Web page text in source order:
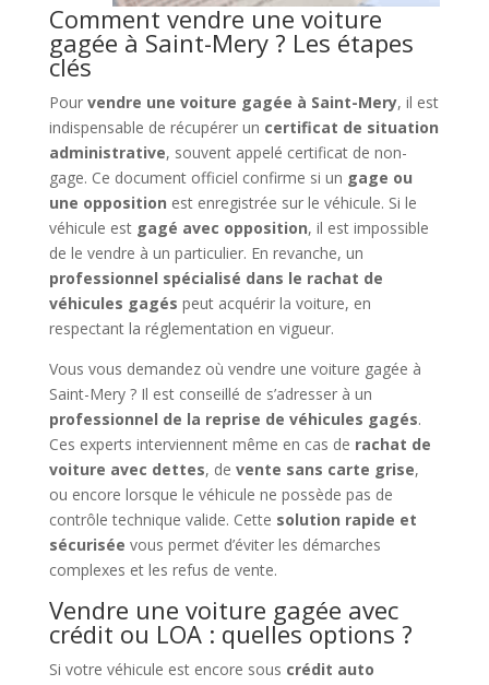
Comment vendre une voiture
gagée à Saint-Mery ? Les étapes
clés
Pour vendre une voiture gagée à Saint-Mery, il est
indispensable de récupérer un certificat de situation
administrative, souvent appelé certificat de non-
gage. Ce document officiel confirme si un gage ou
une opposition est enregistrée sur le véhicule. Si le
véhicule est gagé avec opposition, il est impossible
de le vendre à un particulier. En revanche, un
professionnel spécialisé dans le rachat de
véhicules gagés peut acquérir la voiture, en
respectant la réglementation en vigueur.
Vous vous demandez où vendre une voiture gagée à
Saint-Mery ? Il est conseillé de s’adresser à un
professionnel de la reprise de véhicules gagés.
Ces experts interviennent même en cas de rachat de
voiture avec dettes, de vente sans carte grise,
ou encore lorsque le véhicule ne possède pas de
contrôle technique valide. Cette solution rapide et
sécurisée vous permet d’éviter les démarches
complexes et les refus de vente.
Vendre une voiture gagée avec
crédit ou LOA : quelles options ?
Si votre véhicule est encore sous crédit auto